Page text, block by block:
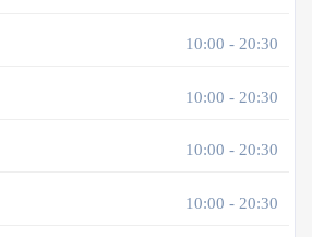
10:00 - 20:30
10:00 - 20:30
10:00 - 20:30
10:00 - 20:30